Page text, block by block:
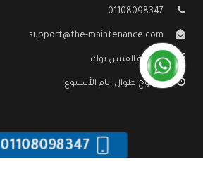
01108098347
support@the-maintenance.com
صفحة الفيس بوك
مفتوح طوال ايام الأسبوع
01108098347